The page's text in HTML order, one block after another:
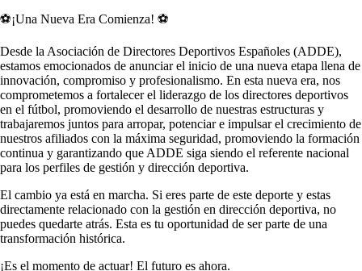
⚽¡Una Nueva Era Comienza! ⚽
Desde la Asociación de Directores Deportivos Españoles (ADDE),
estamos emocionados de anunciar el inicio de una nueva etapa llena de
innovación, compromiso y profesionalismo. En esta nueva era, nos
comprometemos a fortalecer el liderazgo de los directores deportivos
en el fútbol, promoviendo el desarrollo de nuestras estructuras y
trabajaremos juntos para arropar, potenciar e impulsar el crecimiento de
nuestros afiliados con la máxima seguridad, promoviendo la formación
continua y garantizando que ADDE siga siendo el referente nacional
para los perfiles de gestión y dirección deportiva.
El cambio ya está en marcha. Si eres parte de este deporte y estas
directamente relacionado con la gestión en dirección deportiva, no
puedes quedarte atrás. Esta es tu oportunidad de ser parte de una
transformación histórica.
¡Es el momento de actuar! El futuro es ahora.